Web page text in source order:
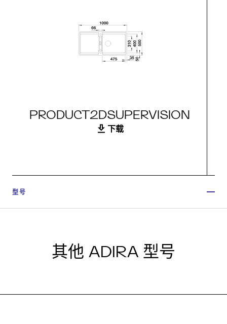
PRODUCT2DSUPERVISION
下载
型号
其他 ADIRA 型号